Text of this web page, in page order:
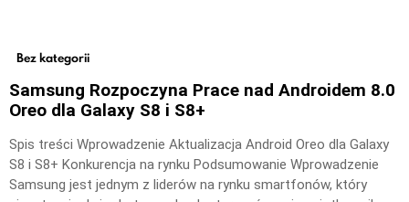
Bez kategorii
Samsung Rozpoczyna Prace nad Androidem 8.0
Oreo dla Galaxy S8 i S8+
Spis treści Wprowadzenie Aktualizacja Android Oreo dla Galaxy
S8 i S8+ Konkurencja na rynku Podsumowanie Wprowadzenie
Samsung jest jednym z liderów na rynku smartfonów, który